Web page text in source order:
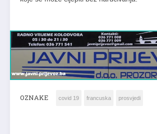
OZNAKE covid 19 francuska prosvjedi